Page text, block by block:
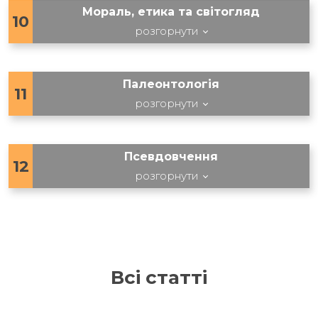
10
Мораль, етика та світогляд
розгорнути
11
Палеонтологія
розгорнути
12
Псевдовчення
розгорнути
Всі статті